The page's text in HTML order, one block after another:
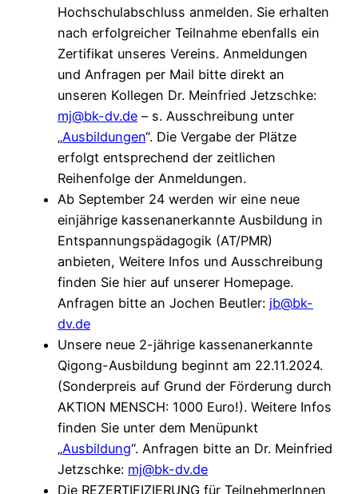
Hochschulabschluss anmelden. Sie erhalten
nach erfolgreicher Teilnahme ebenfalls ein
Zertifikat unseres Vereins. Anmeldungen
und Anfragen per Mail bitte direkt an
unseren Kollegen Dr. Meinfried Jetzschke:
mj@bk-dv.de – s. Ausschreibung unter
„Ausbildungen“. Die Vergabe der Plätze
erfolgt entsprechend der zeitlichen
Reihenfolge der Anmeldungen.
Ab September 24 werden wir eine neue
einjährige kassenanerkannte Ausbildung in
Entspannungspädagogik (AT/PMR)
anbieten, Weitere Infos und Ausschreibung
finden Sie hier auf unserer Homepage.
Anfragen bitte an Jochen Beutler: jb@bk-
dv.de
Unsere neue 2-jährige kassenanerkannte
Qigong-Ausbildung beginnt am 22.11.2024.
(Sonderpreis auf Grund der Förderung durch
AKTION MENSCH: 1000 Euro!). Weitere Infos
finden Sie unter dem Menüpunkt
„Ausbildung“. Anfragen bitte an Dr. Meinfried
Jetzschke: mj@bk-dv.de
Die REZERTIFIZIERUNG für TeilnehmerInnen